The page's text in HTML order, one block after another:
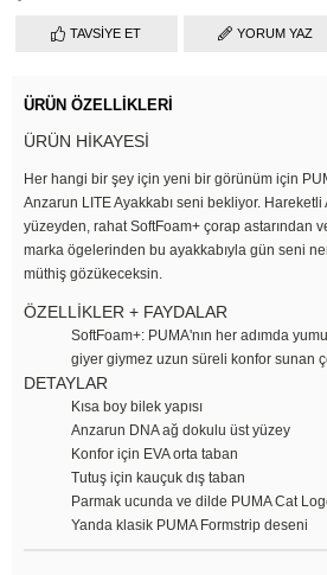
TAVSIYE ET YORUM YAZ
ÜRÜN ÖZELLIKLERI
ÜRÜN HİKAYESİ
Her hangi bir şey için yeni bir görünüm için
Anzarun LITE Ayakkabı seni bekliyor.
yüzeyden, rahat SoftFoam+ çorap astarından
marka ögelerinden bu ayakkabıyla gün seni
müthiş gözükeceksin.
ÖZELLİKLER + FAYDALAR
SoftFoam+: PUMA'nın her adımda
giyer giymez uzun süreli konfor sunan
DETAYLAR
Kısa boy bilek yapısı
Anzarun DNA ağ dokulu üst yüzey
Konfor için EVA orta taban
Tutuş için kauçuk dış taban
Parmak ucunda ve dilde PUMA Cat
Yanda klasik PUMA Formstrip deseni